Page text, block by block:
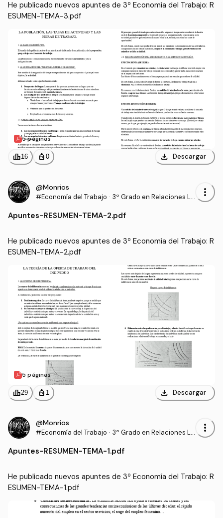
He publicado nuevos apuntes de 3º Economía del Trabajo: R
ESUMEN-TEMA-3.pdf
5 páginas
leaderboard16 personal_bag 0 download Descargar
@Monrios
#Economía del Trabajo · 3º Grado en Relaciones La
os (UCO)
more_vert
Apuntes-RESUMEN-TEMA-2.pdf
He publicado nuevos apuntes de 3º Economía del Trabajo: R
ESUMEN-TEMA-2.pdf
5 páginas
leaderboard29 personal_bag 1 download Descargar
@Monrios
#Economía del Trabajo · 3º Grado en Relaciones La
os (UCO)
more_vert
Apuntes-RESUMEN-TEMA-1.pdf
He publicado nuevos apuntes de 3º Economía del Trabajo: R
ESUMEN-TEMA-1.pdf